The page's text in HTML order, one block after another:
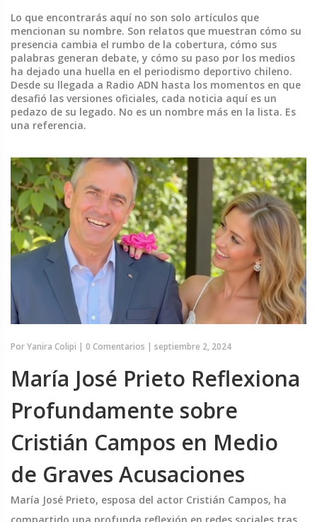
Lo que encontrarás aquí no son solo artículos que
mencionan su nombre. Son relatos que muestran cómo su
presencia cambia el rumbo de la cobertura, cómo sus
palabras generan debate, y cómo su paso por los medios
ha dejado una huella en el periodismo deportivo chileno.
Desde su llegada a Radio ADN hasta los momentos en que
desafió las versiones oficiales, cada noticia aquí es un
pedazo de su legado. No es un nombre más en la lista. Es
una referencia.
PorYanira Colipi | 0 Comentarios | septiembre 2, 2024
María José Prieto Reflexiona
Profundamente sobre
Cristián Campos en Medio
de Graves Acusaciones
María José Prieto, esposa del actor Cristián Campos, ha